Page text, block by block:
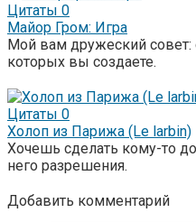
Цитаты 0
Майор Гром: Игра
Мой вам дружеский совет:
которых вы создаете.
Цитаты 0
Холоп из Парижа (Le larbin)
Хочешь сделать кому-то
него разрешения.
Добавить комментарий